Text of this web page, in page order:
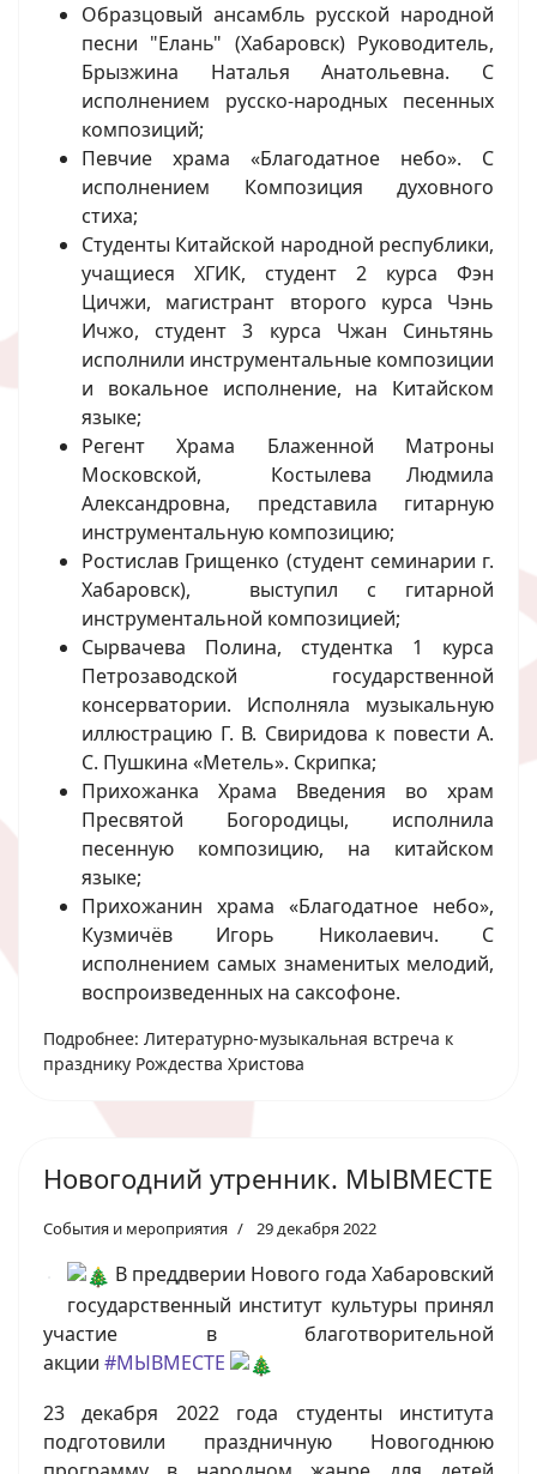
Образцовый ансамбль русской народной
песни "Елань" (Хабаровск) Руководитель,
Брызжина Наталья Анатольевна. С
исполнением русско-народных песенных
композиций;
Певчие храма «Благодатное небо». С
исполнением Композиция духовного
стиха;
Студенты Китайской народной республики,
учащиеся ХГИК, студент 2 курса Фэн
Цичжи, магистрант второго курса Чэнь
Ичжо, студент 3 курса Чжан Синьтянь
исполнили инструментальные композиции
и вокальное исполнение, на Китайском
языке;
Регент Храма Блаженной Матроны
Московской, Костылева Людмила
Александровна, представила гитарную
инструментальную композицию;
Ростислав Грищенко (студент семинарии г.
Хабаровск), выступил с гитарной
инструментальной композицией;
Сырвачева Полина, студентка 1 курса
Петрозаводской государственной
консерватории. Исполняла музыкальную
иллюстрацию Г. В. Свиридова к повести А.
С. Пушкина «Метель». Скрипка;
Прихожанка Храма Введения во храм
Пресвятой Богородицы, исполнила
песенную композицию, на китайском
языке;
Прихожанин храма «Благодатное небо»,
Кузмичёв Игорь Николаевич. С
исполнением самых знаменитых мелодий,
воспроизведенных на саксофоне.
Подробнее: Литературно-музыкальная встреча к
празднику Рождества Христова
Новогодний утренник. МЫВМЕСТЕ
События и мероприятия 29 декабря 2022
В преддверии Нового года Хабаровский
государственный институт культуры принял
участие в благотворительной
акции #МЫВМЕСТЕ
23 декабря 2022 года студенты института
подготовили праздничную Новогоднюю